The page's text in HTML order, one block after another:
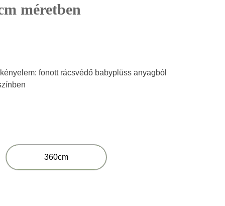
méretben
fonott rácsvédő babyplüss anyagból
360cm